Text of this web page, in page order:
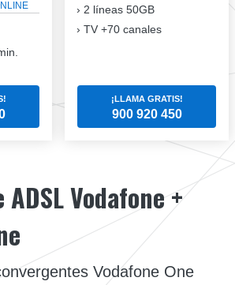
2 líneas 50GB
TV +70 canales
¡LLAMA GRATIS!
900 920 450
Vodafone +
Vodafone One